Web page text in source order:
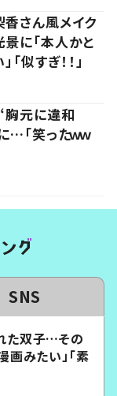
さん風メイク
に「本人かと
似すぎ！！」
胸元に違和
「笑ったｗｗ
SNS
た双子…その
画みたい」「素